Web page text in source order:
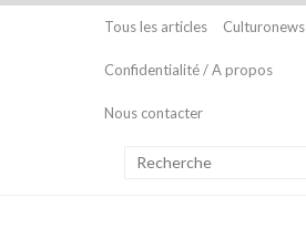
Tous les articles Culturonews
Confidentialité / A propos
Nous contacter